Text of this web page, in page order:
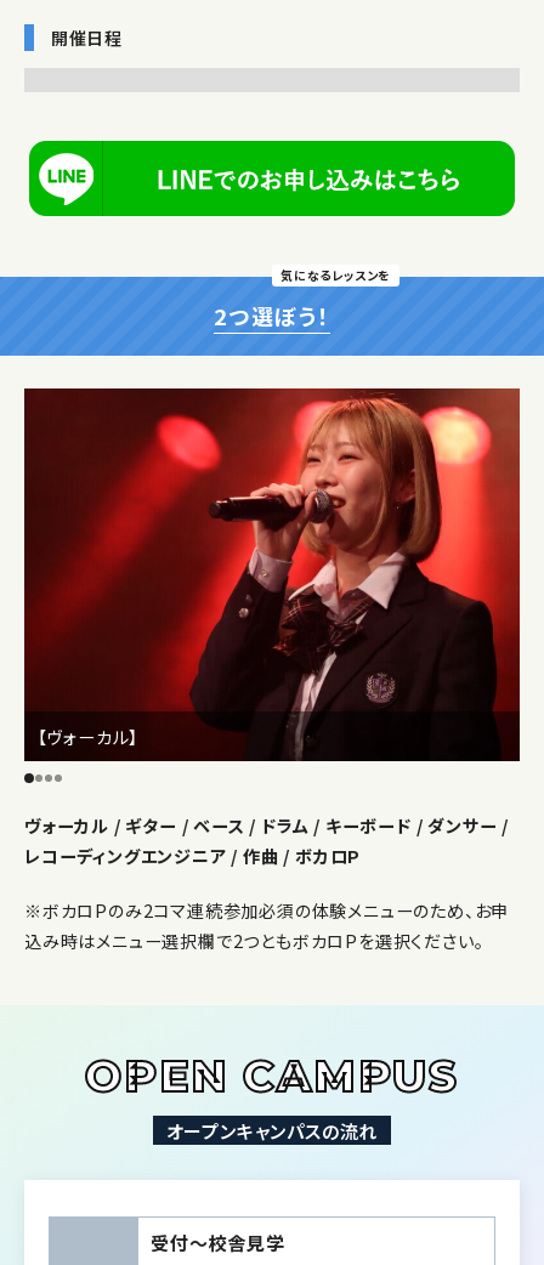
開催日程
気になるレッスンを
2つ選ぼう！
【ヴォーカル】
ヴォーカル / ギター / ベース / ドラム / キーボード / ダンサー /
レコーディングエンジニア / 作曲 / ボカロP
※ボカロPのみ2コマ連続参加必須の体験メニューのため、お申
込み時はメニュー選択欄で2つともボカロPを選択ください。
OPEN CAMPUS
オープンキャンパスの流れ
受付〜校舎見学